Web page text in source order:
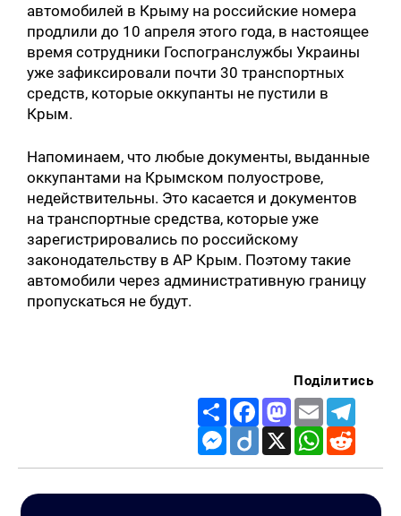
автомобилей в Крыму на российские номера
продлили до 10 апреля этого года, в настоящее
время сотрудники Госпогранслужбы Украины
уже зафиксировали почти 30 транспортных
средств, которые оккупанты не пустили в
Крым.
Напоминаем, что любые документы, выданные
оккупантами на Крымском полуострове,
недействительны. Это касается и документов
на транспортные средства, которые уже
зарегистрировались по российскому
законодательству в АР Крым. Поэтому такие
автомобили через административную границу
пропускаться не будут.
Поділитись
Share FacebookMastodon
Email
Messenger
Diigo X WhatsApp